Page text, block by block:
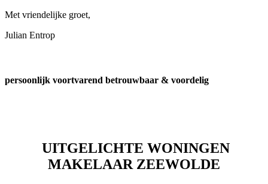
Met vriendelijke groet,
Julian Entrop
persoonlijk voortvarend betrouwbaar & voordelig
UITGELICHTE WONINGEN
MAKELAAR ZEEWOLDE